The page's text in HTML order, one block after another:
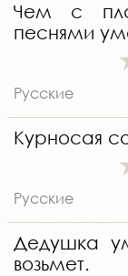
Чем с
песнями
Русские
Курносая
Русские
Дедушка
возьмет.